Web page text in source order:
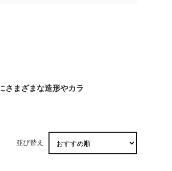
さまざまな造形やカラ
並び替え